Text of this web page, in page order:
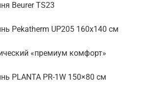
Beurer TS23
Pekatherm UP205 160х140 см
«премиум комфорт»
PLANTA PR-1W 150×80 см